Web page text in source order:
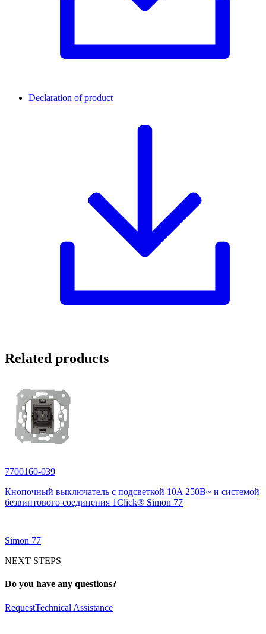
Declaration of product
Related products
7700160-039
Кнопочный выключатель с подсветкой 10A 250В~ и системой
безвинтового соединения 1Click® Simon 77
Simon 77
NEXT STEPS
Do you have any questions?
RequestTechnical Assistance